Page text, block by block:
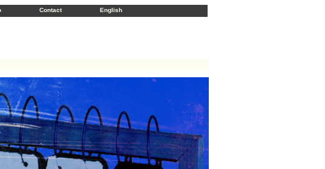
Contact English